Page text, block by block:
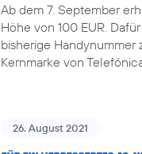
Ab dem 7. September
Höhe von 100 EUR.
bisherige Handynummer
Kernmarke von
26. August 2021